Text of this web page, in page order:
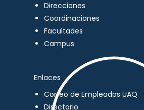
Direcciones
Coordinaciones
Facultades
Campus
Enlaces
Correo de Empleados UAQ
Directorio